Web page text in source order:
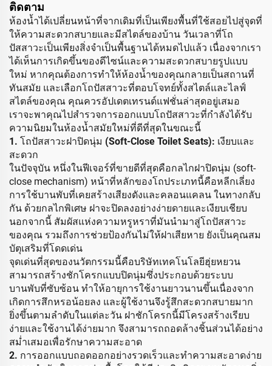
ติดตาม
ห้องน้ำได้เปลี่ยนหน้าที่จากเดิมที่เป็นเพียงพื้นที่ใช้สอยไปสู่จุดที่
ให้ความสะดวกสบายและมีสไตล์ของบ้าน วันเวลาที่โถ
ปัสสาวะเป็นเพียงสิ่งจำเป็นพื้นฐานได้หมดไปแล้ว เนื่องจากเรา
ได้เห็นการเกิดขึ้นของดีไซน์และความสะดวกสบายรูปแบบ
ใหม่ หากคุณต้องการทำให้ห้องน้ำของคุณกลายเป็นสถานที่
ทันสมัย และเลือกโถปัสสาวะที่ตอบโจทย์ทั้งสไตล์และไลฟ์
สไตล์ของคุณ คุณควรอัปเดตเทรนด์แฟชั่นล่าสุดอยู่เสมอ
เราจะพาคุณไปสำรวจการออกแบบโถปัสสาวะที่กำลังได้รับ
ความนิยมในห้องน้ำสมัยใหม่ที่ดีที่สุดในขณะนี้
1. โถปัสสาวะฝาปิดนุ่ม (Soft-Close Toilet Seats): เงียบและ
สะดวก
ในปัจจุบัน หนึ่งในฟีเจอร์ที่ขายดีที่สุดคือกลไกฝาปิดนุ่ม (soft-
close mechanism) หน้าที่หลักของโถประเภทนี้คือหลีกเลี่ยง
การใช้บานพับที่เคยสร้างเสียงดังและคลอนแคลน ในทางกลับ
กัน ด้วยกลไกพิเศษ ฝาจะปิดลงอย่างง่ายดายและเงียบเชียบ
นอกจากนี้ สัมผัสแห่งความหรูหราที่มันนำมาสู่โถปัสสาวะ
ของคุณ รวมถึงการช่วยป้องกันไม่ให้ฝาเสียหาย ยังเป็นคุณสม
บัตุเสริมที่โดดเด่น
จุดเด่นที่สุดของนวัตกรรมนี้คือบริษัทเทคโนโลยีฮุ่ยหยวน
สามารถสร้างชักโครกแบบปิดนุ่มซึ่งประกอบด้วยระบบ
บานพับที่ซับซ้อน ทำให้อายุการใช้งานยาวนานขึ้นเนื่องจาก
เกิดการสึกหรอน้อยลง และผู้ใช้งานจึงรู้สึกสะดวกสบายมาก
ยิ่งขึ้นตามลำดับในแต่ละวัน ฝาชักโครกนี้มีโครงสร้างเรียบ
ง่ายและใช้งานได้ง่ายมาก จึงสามารถถอดล้างชิ้นส่วนได้อย่าง
สม่ำเสมอเพื่อรักษาความสะอาด
2. การออกแบบถอดออกอย่างรวดเร็วและทำความสะอาดง่าย